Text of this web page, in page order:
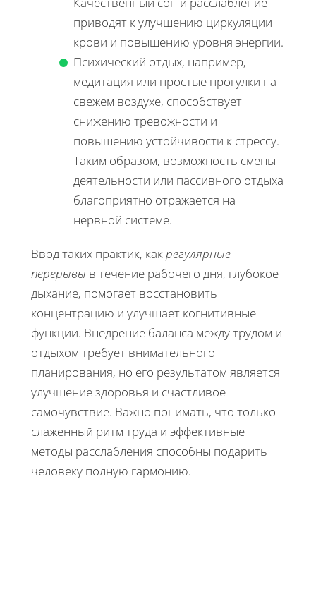
приводят к улучшению циркуляции
крови и повышению уровня энергии.
Психический отдых, например,
медитация или простые прогулки на
свежем воздухе, способствует
снижению тревожности и
повышению устойчивости к стрессу.
Таким образом, возможность смены
деятельности или пассивного отдыха
благоприятно отражается на
нервной системе.
Ввод таких практик, какрегулярные
перерывы в течение рабочего дня, глубокое
дыхание, помогает восстановить
концентрацию и улучшает когнитивные
функции. Внедрение баланса между трудом и
отдыхом требует внимательного
планирования, но его результатом является
улучшение здоровья и счастливое
самочувствие. Важно понимать, что только
слаженный ритм труда и эффективные
методы расслабления способны подарить
человеку полную гармонию.